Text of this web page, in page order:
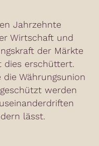
Jahrzehnte
Wirtschaft und
der Märkte
dies erschüttert.
Währungsunion
werden
lässt.